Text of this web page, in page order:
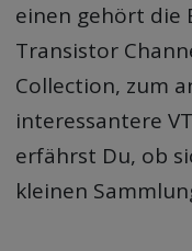
einen gehört die
Transistor
Collection, zum
interessantere
erfährst Du, ob
kleinen